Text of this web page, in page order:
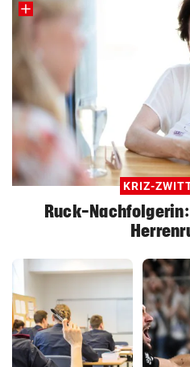
KRIZ-
Ruck-